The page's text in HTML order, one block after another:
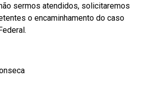
sermos atendidos, solicitaremos
o encaminhamento do caso